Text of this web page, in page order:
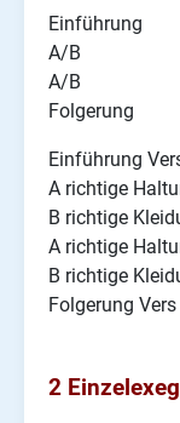
Einführung
A/B
A/B
Folgerung
Einführung
A richtige
B richtige
A richtige
B richtige
Folgerung
2